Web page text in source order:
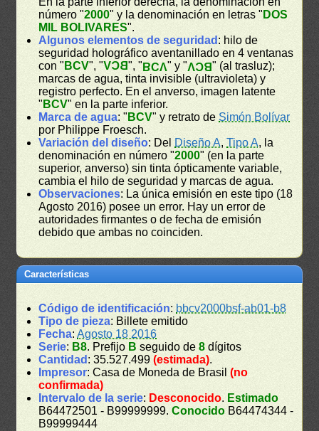
número "2000" y la denominación en letras " DOS
MIL BOLIVARES".
Algunos elementos de seguridad : hilo de
seguridad holográfico aventanillado en 4 ventanas
con " BCV", "BCV", "BCV" y "BCV" (al trasluz);
marcas de agua, tinta invisible (ultravioleta) y
registro perfecto. En el anverso, imagen latente
" BCV" en la parte inferior.
Marca de agua: " BCV" y retrato de Simón Bolívar
por Philippe Froesch.
Variación del diseño: Del Diseño A,Tipo A, la
denominación en número "2000" (en la parte
superior, anverso) sin tinta ópticamente variable,
cambia el hilo de seguridad y marcas de agua.
Observaciones: La única emisión en este tipo (18
Agosto 2016) posee un error. Hay un error de
autoridades firmantes o de fecha de emisión
debido que ambas no coinciden.
Características
Código de identificación: bbcv2000bsf-ab01-b8
Tipo de pieza: Billete emitido
Fecha:Agosto 18 2016
Serie: B8. Prefijo B seguido de8 dígitos
Cantidad : 35.527.499(estimada).
Impresor: Casa de Moneda de Brasil(no
confirmada)
Intervalo de la serie: Desconocido. Estimado
B64472501 - B99999999.Conocido B64474344 -
B99999444